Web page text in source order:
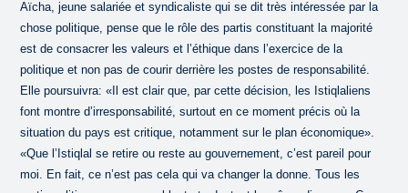
Aïcha, jeune salariée et syndicaliste qui se dit très intéressée par la
chose politique, pense que le rôle des partis constituant la majorité
est de consacrer les valeurs et l’éthique dans l’exercice de la
politique et non pas de courir derrière les postes de responsabilité.
Elle poursuivra: «Il est clair que, par cette décision, les Istiqlaliens
font montre d’irresponsabilité, surtout en ce moment précis où la
situation du pays est critique, notamment sur le plan économique».
«Que l’Istiqlal se retire ou reste au gouvernement, c’est pareil pour
moi. En fait, ce n’est pas cela qui va changer la donne. Tous les